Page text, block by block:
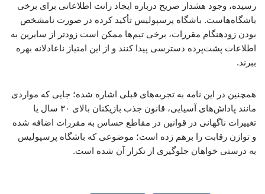
رسیده، وجود هشدار صریح درباره ایجاد رانت اطلاعاتی برای برخی
باشگاه‌هاست. باشگاه پرسپولیس تأکید کرده در صورت نامشخص
بودن زودهنگام مقررات، برخی تیم‌ها ممکن است زودتر از سایرین به
اطلاعات پشت‌پرده دسترسی پیدا کنند و از این امتیاز ناعادلانه بهره
ببرند.
همچنین در این نامه به تجربه‌های قبلی اشاره شده؛ جایی که مواردی
مانند پاداش‌های آسیایی، قانون جذب بازیکنان بالای ۳۰ سال یا
تغییرات ناگهانی در قوانین در مقاطع حساس به مقررات اضافه شده
و توازن رقابت را برهم زده است؛ موضوعی که باشگاه پرسپولیس
به درستی خواهان جلوگیری از تکرار آن شده است.